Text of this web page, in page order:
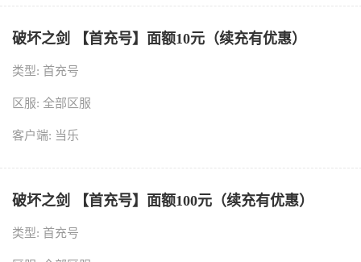
破坏之剑 【首充号】面额10元（续充有优惠）
类型: 首充号
区服: 全部区服
客户端: 当乐
破坏之剑 【首充号】面额100元（续充有优惠）
类型: 首充号